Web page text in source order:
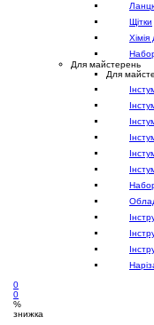
Щітки
Для майстерень
Для
0
0
%
знижка